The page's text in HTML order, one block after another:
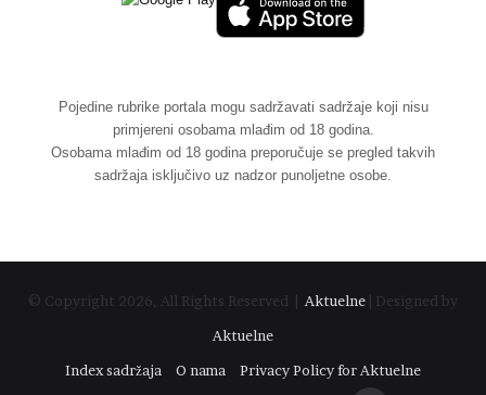
Pojedine rubrike portala mogu sadržavati sadržaje koji nisu
primjereni osobama mlađim od 18 godina.
Osobama mlađim od 18 godina preporučuje se pregled takvih
sadržaja isključivo uz nadzor punoljetne osobe.
© Copyright 2026, All Rights Reserved | Aktuelne | Designed by
Aktuelne
Index sadržaja
O nama Privacy Policy for Aktuelne